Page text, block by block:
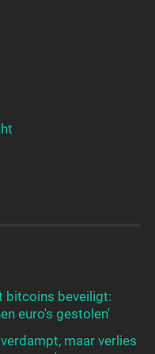
bitcoins beveiligt:
euro's gestolen'
maar verlies